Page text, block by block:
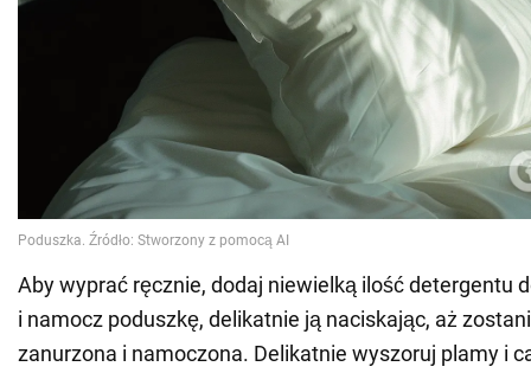
Aby wyprać ręcznie, dodaj niewielką ilość detergentu
i namocz poduszkę, delikatnie ją naciskając, aż
zanurzona i namoczona. Delikatnie wyszoruj plamy i